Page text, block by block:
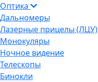
Оптика
Дальномеры
Лазерные прицелы (ЛЦУ)
Монокуляры
Ночное видение
Телескопы
Бинокли